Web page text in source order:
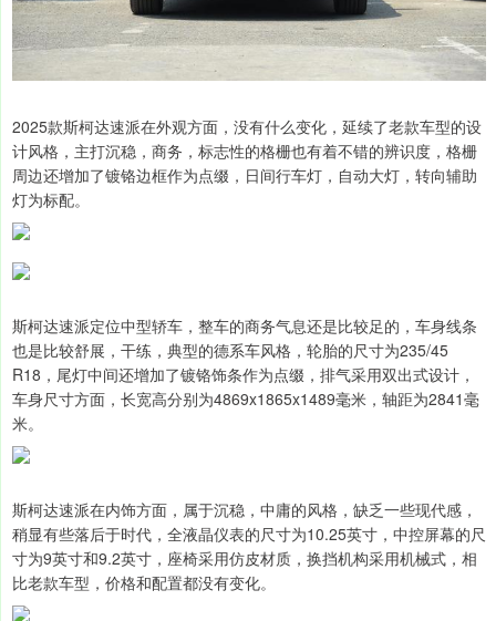
2025款斯柯达速派在外观方面，没有什么变化，延续了老款车型的设
计风格，主打沉稳，商务，标志性的格栅也有着不错的辨识度，格栅
周边还增加了镀铬边框作为点缀，日间行车灯，自动大灯，转向辅助
灯为标配。
斯柯达速派定位中型轿车，整车的商务气息还是比较足的，车身线条
也是比较舒展，干练，典型的德系车风格，轮胎的尺寸为235/45
R18，尾灯中间还增加了镀铬饰条作为点缀，排气采用双出式设计，
车身尺寸方面，长宽高分别为4869x1865x1489毫米，轴距为2841毫
米。
斯柯达速派在内饰方面，属于沉稳，中庸的风格，缺乏一些现代感，
稍显有些落后于时代，全液晶仪表的尺寸为10.25英寸，中控屏幕的尺
寸为9英寸和9.2英寸，座椅采用仿皮材质，换挡机构采用机械式，相
比老款车型，价格和配置都没有变化。